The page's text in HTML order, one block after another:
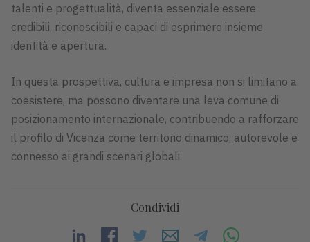
talenti e progettualità, diventa essenziale essere
credibili, riconoscibili e capaci di esprimere insieme
identità e apertura.
In questa prospettiva, cultura e impresa non si limitano a
coesistere, ma possono diventare una leva comune di
posizionamento internazionale, contribuendo a rafforzare
il profilo di Vicenza come territorio dinamico, autorevole e
connesso ai grandi scenari globali.
Condividi